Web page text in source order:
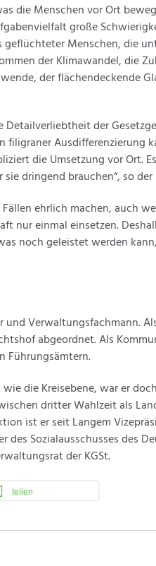
die Menschen vor Ort
große
Menschen, die
der Klimawandel, die
der flächendeckende
Detailverliebtheit der
Ausdifferenzierung
die Umsetzung vor Ort.
dringend brauchen“, so der
ehrlich machen, auch
nur einmal einsetzen.
noch geleistet werden
Verwaltungsfachmann.
abgeordnet. Als
Führungsämtern.
die Kreisebene, war er
dritter Wahlzeit als
ist er seit Langem
Sozialausschusses des
der KGSt.
teilen